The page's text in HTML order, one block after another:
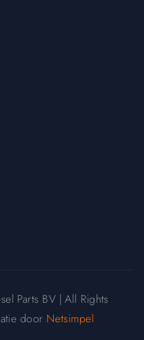
Parts BV | All Rights
door Netsimpel